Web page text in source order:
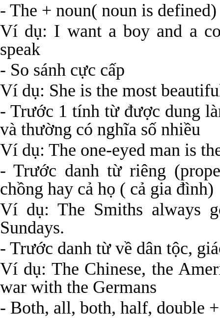
- The + noun( noun is defined)
Ví dụ: I want a boy and a
speak
- So sánh cực cấp
Ví dụ: She is the most
- Trước 1 tính từ được dung
và thường có nghĩa số nhiều
Ví dụ: The one-eyed man is
- Trước danh từ riêng
chồng hay cả họ ( cả gia đình)
Ví dụ: The Smiths always
Sundays.
- Trước danh từ về dân tộc,
Ví dụ: The Chinese, the
war with the Germans
- Both, all, both, half, double